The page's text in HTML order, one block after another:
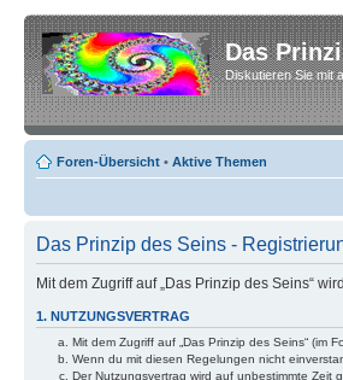
Das
Diskutieren Sie mit
Foren-Übersicht • Aktive Themen
Das Prinzip des Seins -
Mit dem Zugriff auf „Das Prinzip des Seins“
1. NUTZUNGSVERTRAG
Mit dem Zugriff auf „Das Prinzip des Seins“ (im
Wenn du mit diesen Regelungen nicht
Der Nutzungsvertrag wird auf unbestimmte Zeit